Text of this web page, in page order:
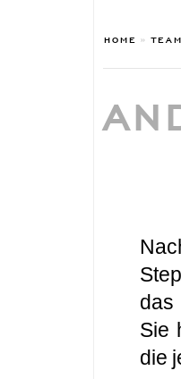
HOME »
das
Sie
die